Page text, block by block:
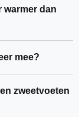
warmer dan
mee?
zweetvoeten